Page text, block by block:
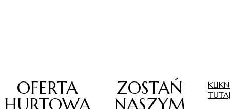
OFERTA
HURTOWA
ZOSTAŃ
NASZYM